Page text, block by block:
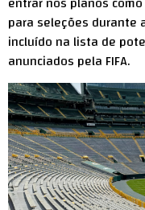
para seleções durante
incluído na lista de
anunciados pela FIFA.